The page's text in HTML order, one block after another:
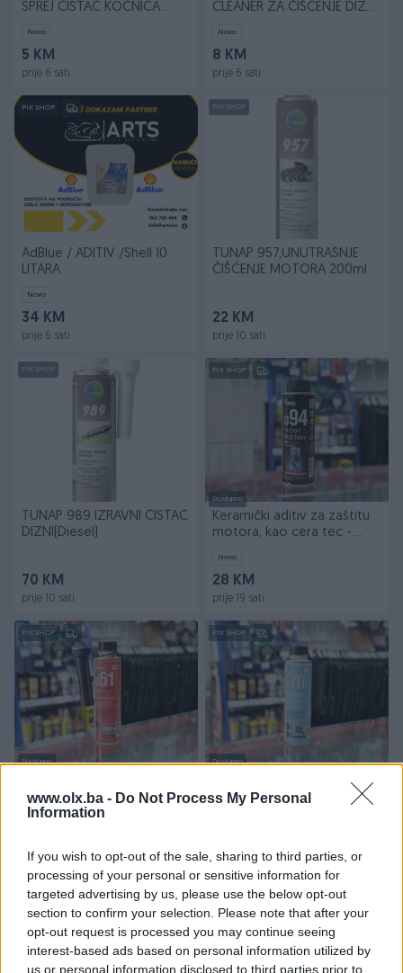
www.olx.ba - Do Not Process My Personal
Information
If you wish to opt-out of the sale, sharing to third parties, or
processing of your personal or sensitive information for
targeted advertising by us, please use the below opt-out
section to confirm your selection. Please note that after your
opt-out request is processed you may continue seeing
interest-based ads based on personal information utilized by
us or personal information disclosed to third parties prior to
SPREJ ČISTAČ KOČNICA
Novo
5 KM
prije 6 sati
CLEANER ZA ČIŠĆENJE DIZNI
Novo
8 KM
prije 6 sati
PIK SHOP
AdBlue / ADITIV /Shell 10
LITARA
Novo
34 KM
prije 6 sati
PIK SHOP
TUNAP 957,UNUTRAŠNJE
ČIŠĆENJE MOTORA 200ml
22 KM
prije 10 sati
PIK SHOP
TUNAP 989 IZRAVNI ČISTAČ
DIZNI(Diesel)
70 KM
prije 10 sati
PIK SHOP
Dostupno
Keramički aditiv za zaštitu
motora, kao cera tec -
Novo
28 KM
prije 19 sati
PIK SHOP
Dostupno
ČIŠĆENJE DPF FILTERA DPF
REGENERATOR
Novo
prije 19 sati
PIK SHOP
Dostupno
ČIŠĆENJE HLADNJAKA
prije 19 sati
PIK SHOP PIK SHOP